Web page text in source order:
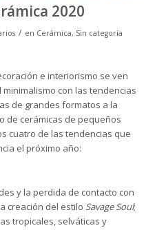
2020
/ en Cerámica, Sin categoría
e interiorismo se ven
con las tendencias
de grandes formatos a la
de cerámicas de pequeños
cuatro de las tendencias que
el próximo año:
y la perdida de contacto con
creación del estilo Savage Soul;
tropicales, selváticas y